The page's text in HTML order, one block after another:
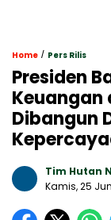
Home / Pers Rilis
Presiden
Keuangan
Dibangun
Tim Hutan
Kamis, 25